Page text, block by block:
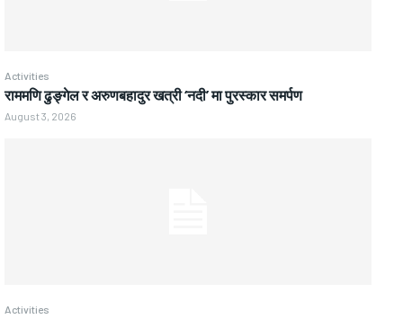
Activities
राममणि ढुङ्गेल र अरुणबहादुर खत्री ‘नदी’ मा पुरस्कार समर्पण
August 3, 2026
Activities